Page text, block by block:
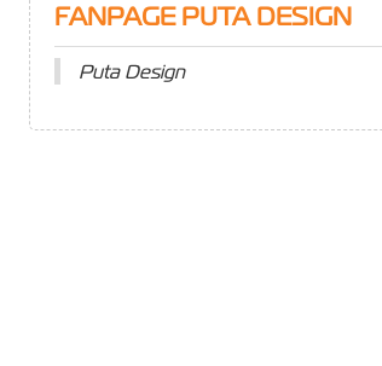
FANPAGE PUTA DESIGN
Puta Design